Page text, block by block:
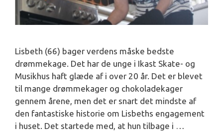
Lisbeth (66) bager verdens måske bedste
drømmekage. Det har de unge i Ikast Skate- og
Musikhus haft glæde af i over 20 år. Det er blevet
til mange drømmekager og chokoladekager
gennem årene, men det er snart det mindste af
den fantastiske historie om Lisbeths engagement
i huset. Det startede med, at hun tilbage i …